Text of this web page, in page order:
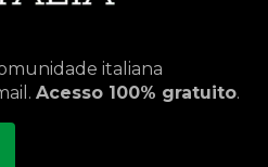
italiana
Acesso 100% gratuito.